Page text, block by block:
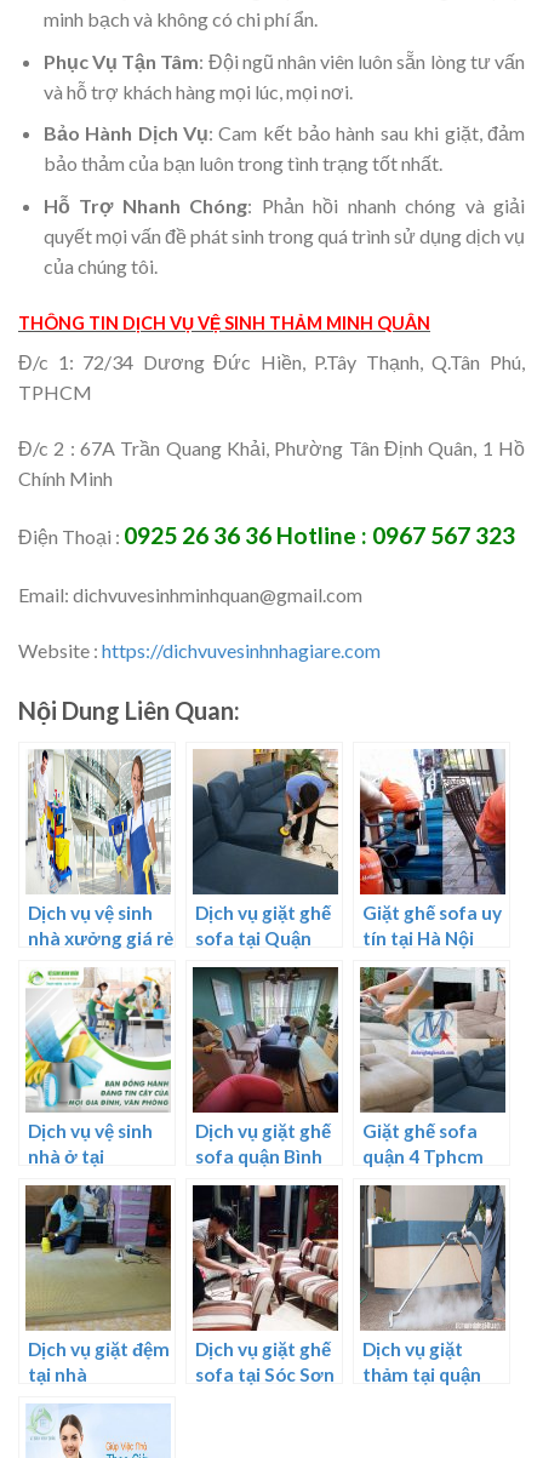
minh bạch và không có chi phí ẩn.
Phục Vụ Tận Tâm: Đội ngũ nhân viên luôn sẵn lòng tư vấn
và hỗ trợ khách hàng mọi lúc, mọi nơi.
Bảo Hành Dịch Vụ: Cam kết bảo hành sau khi giặt, đảm
bảo thảm của bạn luôn trong tình trạng tốt nhất.
Hỗ Trợ Nhanh Chóng: Phản hồi nhanh chóng và giải
quyết mọi vấn đề phát sinh trong quá trình sử dụng dịch vụ
của chúng tôi.
THÔNG TIN DỊCH VỤ VỆ SINH THẢM MINH QUÂN
Đ/c 1: 72/34 Dương Đức Hiền, P.Tây Thạnh, Q.Tân Phú,
TPHCM
Đ/c 2 : 67A Trần Quang Khải, Phường Tân Định Quân, 1 Hồ
Chính Minh
Điện Thoại : 0925 26 36 36 Hotline : 0967 567 323
Email: dichvuvesinhminhquan@gmail.com
Website : https://dichvuvesinhnhagiare.com
Nội Dung Liên Quan:
Dịch vụ vệ sinh
nhà xưởng giá rẻ
, uy tín , chuyên
nghiệp
Dịch vụ giặt ghế
sofa tại Quận
Hoàng Mai
Giặt ghế sofa uy
tín tại Hà Nội
Dịch vụ vệ sinh
nhà ở tại
TPHCM, uy tín,
chuyên nghiệp
Dịch vụ giặt ghế
sofa quận Bình
Tân
Giặt ghế sofa
quận 4 Tphcm
Dịch vụ giặt đệm
tại nhà
Dịch vụ giặt ghế
sofa tại Sóc Sơn
Dịch vụ giặt
thảm tại quận